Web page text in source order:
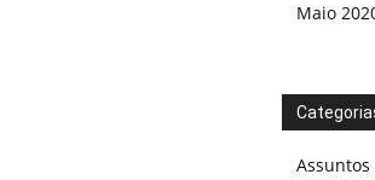
Maio
Assuntos